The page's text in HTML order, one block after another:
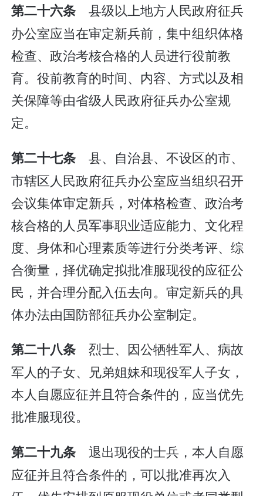
第二十六条 县级以上地方人民政府征兵
办公室应当在审定新兵前，集中组织体格
检查、政治考核合格的人员进行役前教
育。役前教育的时间、内容、方式以及相
关保障等由省级人民政府征兵办公室规
定。
第二十七条 县、自治县、不设区的市、
市辖区人民政府征兵办公室应当组织召开
会议集体审定新兵，对体格检查、政治考
核合格的人员军事职业适应能力、文化程
度、身体和心理素质等进行分类考评、综
合衡量，择优确定拟批准服现役的应征公
民，并合理分配入伍去向。审定新兵的具
体办法由国防部征兵办公室制定。
第二十八条 烈士、因公牺牲军人、病故
军人的子女、兄弟姐妹和现役军人子女，
本人自愿应征并且符合条件的，应当优先
批准服现役。
第二十九条 退出现役的士兵，本人自愿
应征并且符合条件的，可以批准再次入